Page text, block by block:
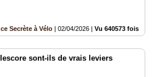
Secrète à Vélo | 02/04/2026 | Vu 640573 fois
sont-ils de vrais leviers